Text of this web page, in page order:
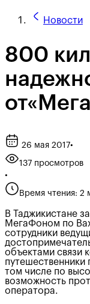
Новости
800
26 мая 2017•
137 просмотров
•
Время чтения: 2
В Таджикистане
МегаФоном по
сотрудники
объектами связи
том числе по
возможность
оператора.